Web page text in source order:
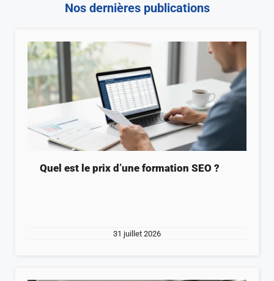
Nos dernières publications
Quel est le prix d’une formation SEO ?
31 juillet 2026